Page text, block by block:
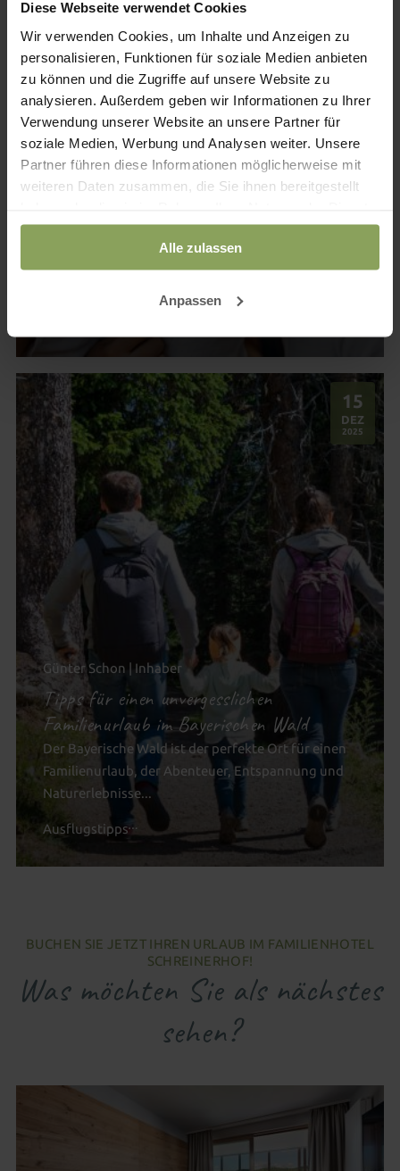
Diese Webseite verwendet Cookies
Wir verwenden Cookies, um Inhalte und Anzeigen zu
personalisieren, Funktionen für soziale Medien anbieten
zu können und die Zugriffe auf unsere Website zu
analysieren. Außerdem geben wir Informationen zu Ihrer
Verwendung unserer Website an unsere Partner für
soziale Medien, Werbung und Analysen weiter. Unsere
Partner führen diese Informationen möglicherweise mit
weiteren Daten zusammen, die Sie ihnen bereitgestellt
gesammelt haben.
Alle zulassen
Anpassen
Günter Schon | Inhaber
15
DEZ.
2025
Tipps für einen unvergesslichen
Familienurlaub im Bayerischen Wald
Der Bayerische Wald ist der perfekte Ort für einen
Familienurlaub, der Abenteuer, Entspannung und
Naturerlebnisse...
Ausflugstipps
Günter Schon | Inhaber
BUCHEN SIE JETZT IHREN URLAUB IM FAMILIENHOTEL
SCHREINERHOF!
Was möchten Sie als nächstes
sehen?